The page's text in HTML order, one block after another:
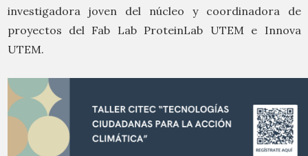
investigadora joven del núcleo y coordinadora de
proyectos del Fab Lab ProteinLab UTEM e Innova
UTEM.